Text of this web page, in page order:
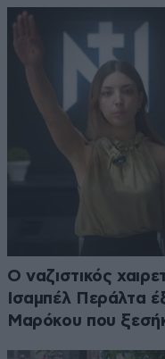
Ο ναζιστικός
Ισαμπέλ Περάλτα
Μαρόκου που